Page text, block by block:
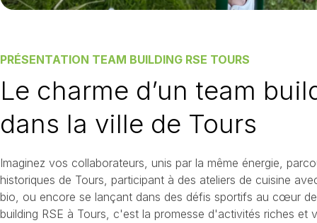
PRÉSENTATION TEAM BUILDING RSE TOURS
Le charme d’un team
dans la ville de Tours
Imaginez vos collaborateurs, unis par la même énergie,
historiques de Tours, participant à des ateliers de cuisine
bio, ou encore se lançant dans des défis sportifs au cœur
building RSE à Tours, c'est la promesse d'activités riches et